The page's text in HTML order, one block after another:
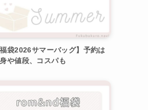
福袋2026サマーバッグ】予約は
や値段、コスパも